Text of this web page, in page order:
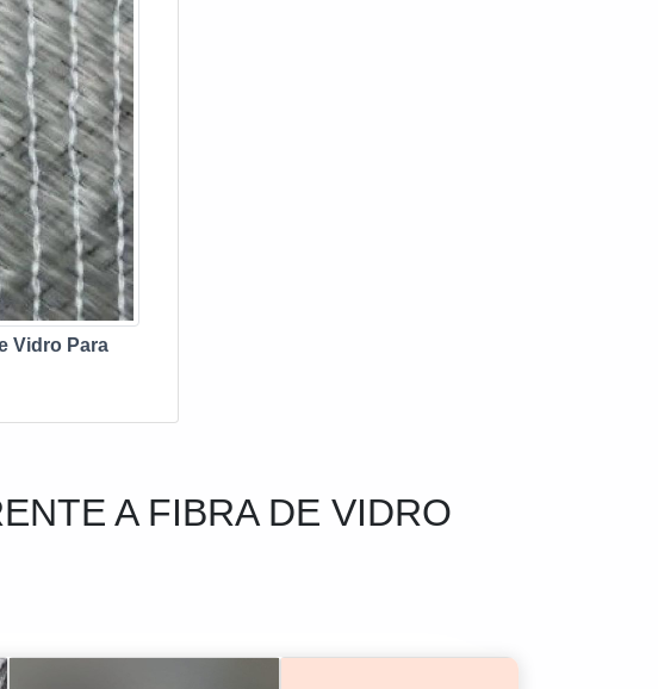
Vidro Para
A FIBRA DE VIDRO